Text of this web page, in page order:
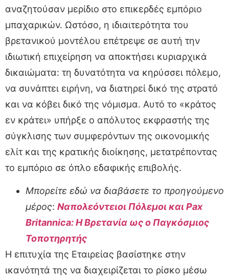
αναζητούσαν μερίδιο στο επικερδές εμπόριο
μπαχαρικών. Ωστόσο, η ιδιαιτερότητα του
βρετανικού μοντέλου επέτρεψε σε αυτή την
ιδιωτική επιχείρηση να αποκτήσει κυριαρχικά
δικαιώματα: τη δυνατότητα να κηρύσσει πόλεμο,
να συνάπτει ειρήνη, να διατηρεί δικό της στρατό
και να κόβει δικό της νόμισμα. Αυτό το «κράτος
εν κράτει» υπήρξε ο απόλυτος εκφραστής της
σύγκλισης των συμφερόντων της οικονομικής
ελίτ και της κρατικής διοίκησης, μετατρέποντας
το εμπόριο σε όπλο εδαφικής επιβολής.
Μπορείτε εδώ να διαβάσετε το προηγούμενο
μέρος: Ναπολεόντειοι Πόλεμοι και Pax
Britannica: Η Βρετανία ως ο Παγκόσμιος
Τοποτηρητής
Η επιτυχία της Εταιρείας βασίστηκε στην
ικανότητά της να διαχειρίζεται το ρίσκο μέσω